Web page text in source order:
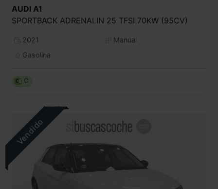
AUDI A1
SPORTBACK ADRENALIN 25 TFSI 70KW (95CV)
2021
Manual
Gasolina
C